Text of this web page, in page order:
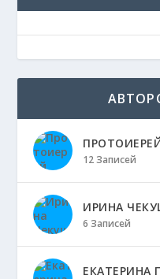
12 Записей
ИРИНА
6 Записей
ЕКАТЕРИНА